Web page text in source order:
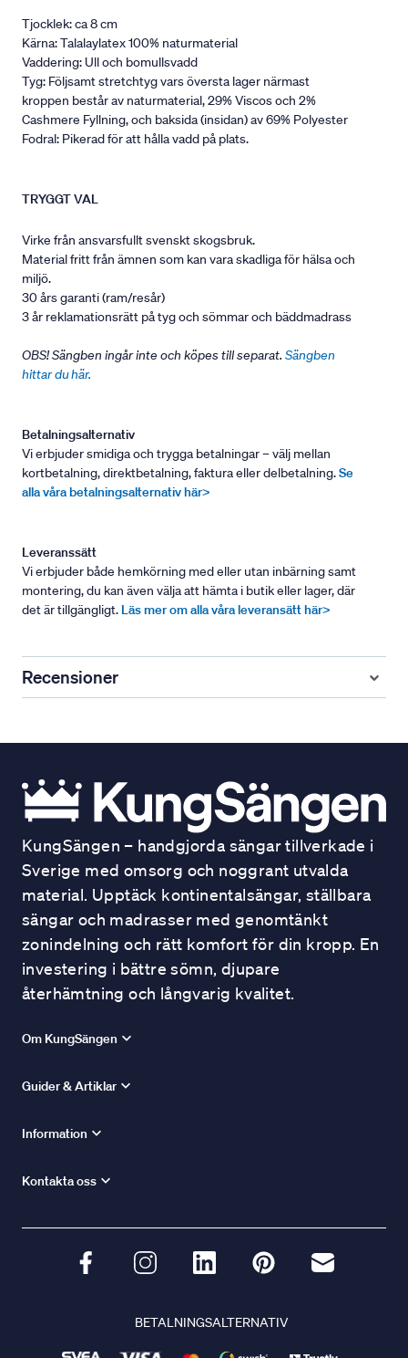
Tjocklek: ca 8 cm
Kärna: Talalaylatex 100% naturmaterial
Vaddering: Ull och bomullsvadd
Tyg: Följsamt stretchtyg vars översta lager närmast
kroppen består av naturmaterial, 29% Viscos och 2%
Cashmere Fyllning, och baksida (insidan) av 69% Polyester
Fodral: Pikerad för att hålla vadd på plats.
TRYGGT VAL
Virke från ansvarsfullt svenskt skogsbruk.
Material fritt från ämnen som kan vara skadliga för hälsa och
miljö.
30 års garanti (ram/resår)
3 år reklamationsrätt på tyg och sömmar och bäddmadrass
OBS! Sängben ingår inte och köpes till separat. Sängben
hittar du här.
Betalningsalternativ
Vi erbjuder smidiga och trygga betalningar – välj mellan
kortbetalning, direktbetalning, faktura eller delbetalning.Se
alla våra betalningsalternativ här>
Leveranssätt
Vi erbjuder både hemkörning med eller utan inbärning samt
montering, du kan även välja att hämta i butik eller lager, där
det är tillgängligt. Läs mer om alla våra leveransätt här>
Recensioner
KungSängen – handgjorda sängar tillverkade i
Sverige med omsorg och noggrant utvalda
material. Upptäck kontinentalsängar, ställbara
sängar och madrasser med genomtänkt
zonindelning och rätt komfort för din kropp. En
investering i bättre sömn, djupare
återhämtning och långvarig kvalitet.
Om KungSängen
Guider & Artiklar
Information
Kontakta oss
BETALNINGSALTERNATIV